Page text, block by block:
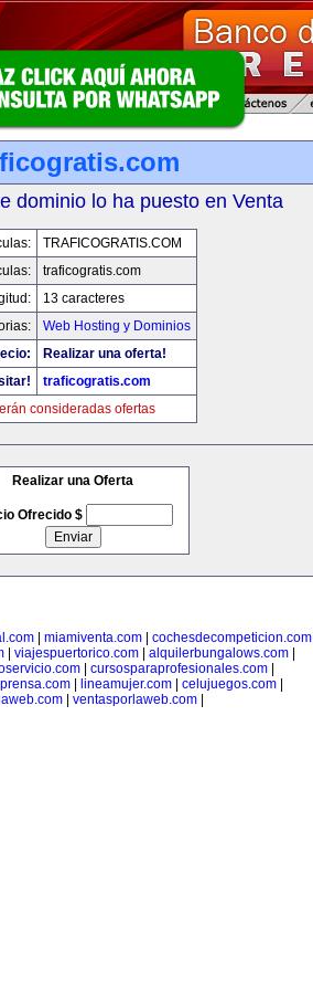
dominio lo ha puesto en Venta
TRAFICOGRATIS.COM
traficogratis.com
13 caracteres
Web Hosting y Dominios
Realizar una oferta!
traficogratis.com
consideradas ofertas
Realizar una Oferta
Ofrecido $
miamiventa.com cochesdecompeticion.com
viajespuertorico.com alquilerbungalows.com
| cursosparaprofesionales.com|
lineamujer.com celujuegos.com
ventasporlaweb.com